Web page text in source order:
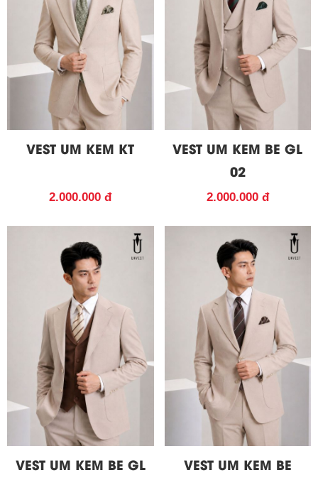
VEST UM KEM KT
2.000.000 đ
VEST UM KEM BE GL
02
2.000.000 đ
VEST UM KEM BE GL VEST UM KEM BE